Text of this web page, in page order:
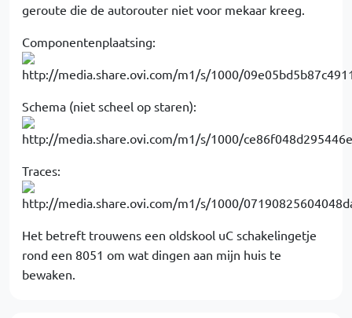
geroute die de autorouter niet voor mekaar kreeg.
Componentenplaatsing:
Schema (niet scheel op staren):
Traces:
Het betreft trouwens een oldskool uC schakelingetje
rond een 8051 om wat dingen aan mijn huis te
bewaken.